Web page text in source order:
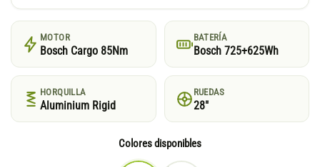
MOTOR
Bosch Cargo 85Nm
BATERÍA
Bosch 725+625Wh
HORQUILLA
Aluminium Rigid
RUEDAS
28"
Colores disponibles